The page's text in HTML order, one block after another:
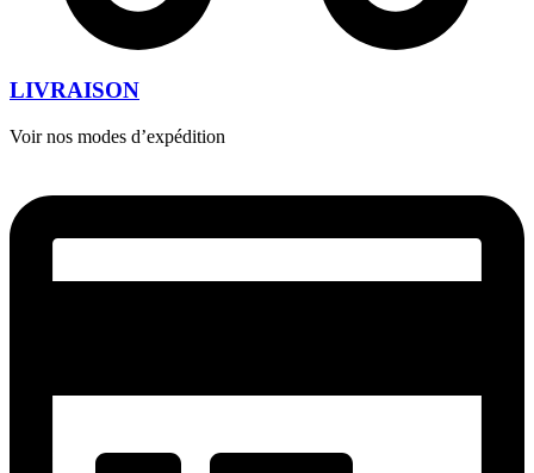
LIVRAISON
Voir nos modes d’expédition